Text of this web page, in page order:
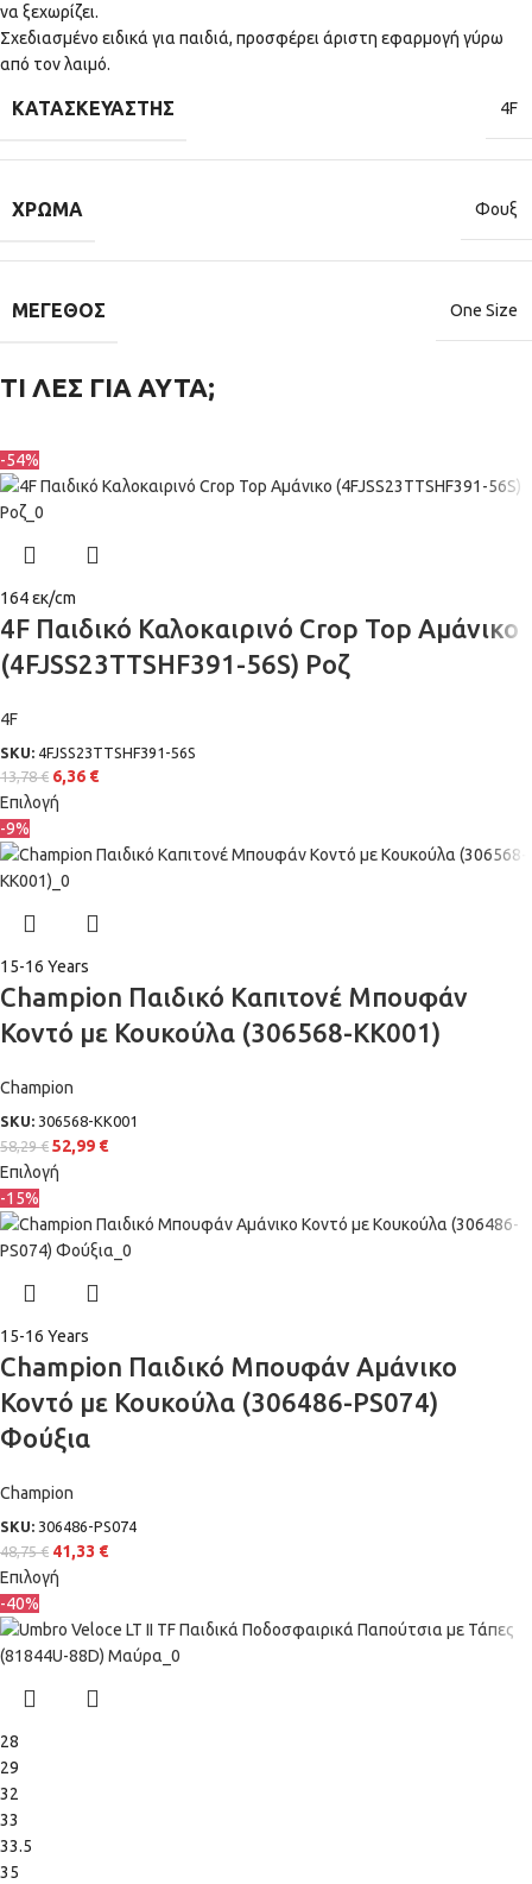
να ξεχωρίζει.
Σχεδιασμένο ειδικά για παιδιά, προσφέρει άριστη εφαρμογή γύρω
από τον λαιμό.
ΚΑΤΑΣΚΕΥΑΣΤΉΣ 4F
ΧΡΏΜΑ Φουξ
ΜΈΓΕΘΟΣ One Size
ΤΙ ΛΕΣ ΓΙΑ ΑΥΤΑ;
-54%
164 εκ/cm
4F Παιδικό Καλοκαιρινό Crop Top Αμάνικο
(4FJSS23TTSHF391-56S) Ροζ
4F
SKU: 4FJSS23TTSHF391-56S
13,78€ 6,36 €
Επιλογή
-9%
15-16 Years
Champion Παιδικό Καπιτονέ Μπουφάν
Κοντό με Κουκούλα (306568-KK001)
Champion
SKU: 306568-KK001
58,29€ 52,99 €
Επιλογή
-15%
15-16 Years
Champion Παιδικό Μπουφάν Αμάνικο
Κοντό με Κουκούλα (306486-PS074)
Φούξια
Champion
SKU: 306486-PS074
48,75€ 41,33 €
Επιλογή
-40%
28
29
32
33
33.5
35